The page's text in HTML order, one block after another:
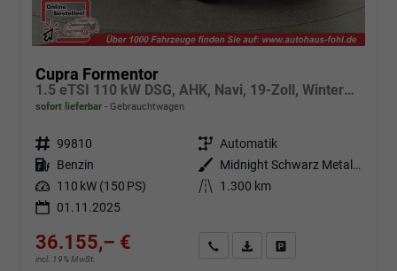
Cupra Formentor
1.5 eTSI 110 kW DSG, AHK, Navi, 19-Zoll, Winterpaket
sofort lieferbar Gebrauchtwagen
Fahrzeugnr. 99810 Getriebe Automatik
Kraftstoff Benzin Außenfarbe
Midnight Schwarz Metallic
Leistung 110 kW (150 PS) Kilometerstand
1.300 km
01.11.2025
36.155,– €
incl. 19% MwSt.
Angebot anfordern
Fahrzeugexpose (PDF)